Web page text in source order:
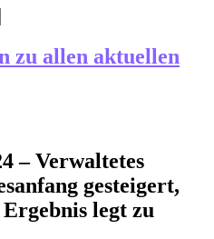
zu allen aktuellen
– Verwaltetes
gesteigert,
legt zu